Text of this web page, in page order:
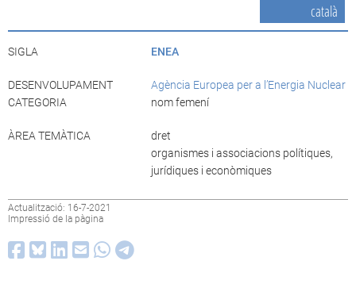
català
SIGLA ENEA
DESENVOLUPAMENT
Agència Europea per a l’Energia Nuclear
CATEGORIA
nom femení
ÀREA TEMÀTICA
dret
organismes i associacions polítiques,
jurídiques i econòmiques
Actualització: 16-7-2021
Impressió de la pàgina